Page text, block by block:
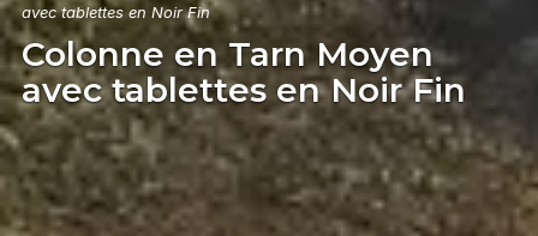
avec tablettes en Noir Fin
Colonne en Tarn Moyen
avec tablettes en Noir Fin